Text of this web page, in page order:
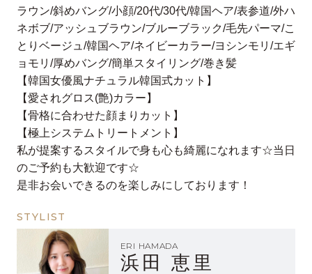
ラウン/斜めバング/小顔/20代/30代/韓国ヘア/表参道/外ハ
ネボブ/アッシュブラウン/ブルーブラック/毛先パーマ/こ
とりベージュ/韓国ヘア/ネイビーカラー/ヨシンモリ/エギ
ョモリ/厚めバング/簡単スタイリング/巻き髪
【韓国女優風ナチュラル韓国式カット】
【愛されグロス(艶)カラー】
【骨格に合わせた顔まりカット】
【極上システムトリートメント】
私が提案するスタイルで身も心も綺麗になれます☆当日
のご予約も大歓迎です☆
是非お会いできるのを楽しみにしております！
STYLIST
ERI HAMADA
浜田 恵里